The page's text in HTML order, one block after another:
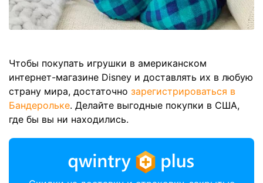
Чтобы покупать игрушки в американском
интернет-магазине Disney и доставлять их в любую
страну мира, достаточно зарегистрироваться в
Бандерольке. Делайте выгодные покупки в США,
где бы вы ни находились.